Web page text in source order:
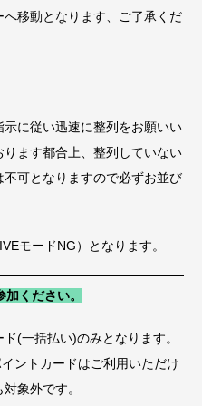
移動となります、ご了承くだ
に従い迅速に整列をお願いい
ます都合上、整列していない
可となりますので必ずお並び
モードNG）となります。
ください。
(一括払い)のみとなります。
ントカードはご利用いただけ
象外です。